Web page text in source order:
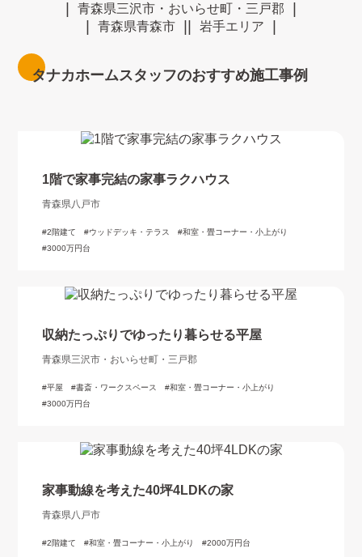
青森県三沢市・おいらせ町・三戸郡
青森県青森市
岩手エリア
タナカホームスタッフのおすすめ施工事例
1階で家事完結の家事ラクハウス
青森県八戸市
2階建て ウッドデッキ・テラス
和室・畳コーナー・小上がり
3000万円台
収納たっぷりでゆったり暮らせる平屋
青森県三沢市・おいらせ町・三戸郡
平屋 書斎・ワークスペース
和室・畳コーナー・小上がり
3000万円台
家事動線を考えた40坪4LDKの家
青森県八戸市
2階建て 和室・畳コーナー・小上がり 2000万円台